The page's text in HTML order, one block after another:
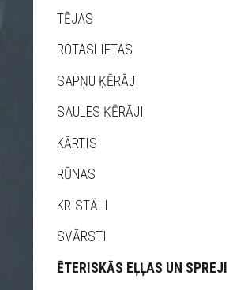
TĒJAS
ROTASLIETAS
SAPŅU ĶĒRĀJI
SAULES ĶĒRĀJI
KĀRTIS
RŪNAS
KRISTĀLI
SVĀRSTI
ĒTERISKĀS EĻĻAS UN SPREJI